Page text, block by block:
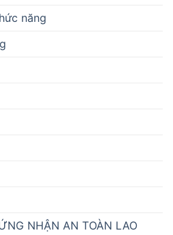
năng
NHẬN AN TOÀN LAO